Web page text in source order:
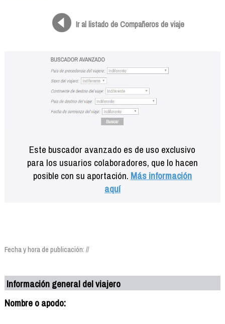
Ir al listado de Compañeros de viaje
Este buscador avanzado es de uso exclusivo
para los usuarios colaboradores, que lo hacen
posible con su aportación. Más información
aquí
Fecha y hora de publicación: //
Información general del viajero
Nombre o apodo: